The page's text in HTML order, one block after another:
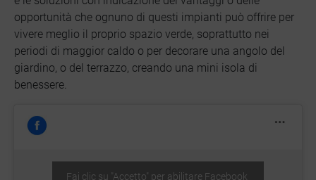
opportunità che ognuno di questi impianti può offrire per
vivere meglio il proprio spazio verde, soprattutto nei
periodi di maggior caldo o per decorare una angolo del
giardino, o del terrazzo, creando una mini isola di
benessere.
Fai clic su "Accetto" per abilitare Facebook